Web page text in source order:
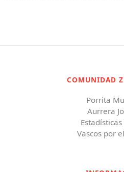
COMUNIDAD
Porrita
Aurrera
Vascos por